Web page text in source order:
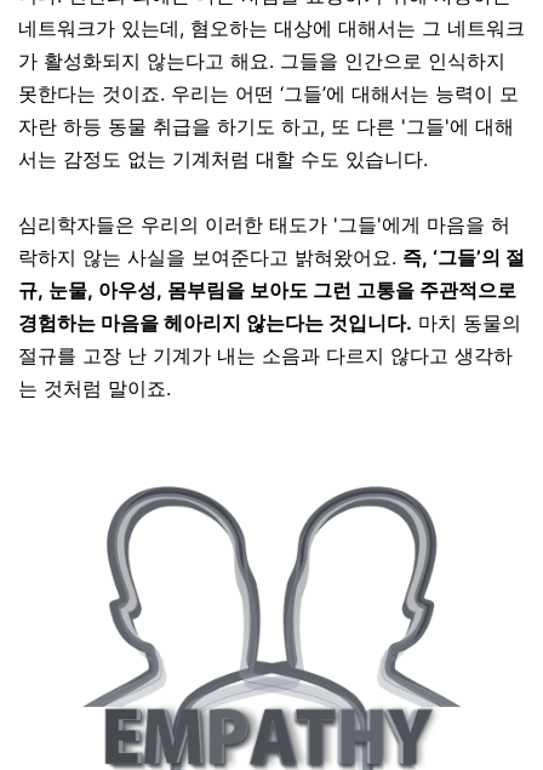
네트워크가 있는데, 혐오하는 대상에 대해서는 그 네트워크
가 활성화되지 않는다고 해요. 그들을 인간으로 인식하지
못한다는 것이죠. 우리는 어떤 ‘그들’에 대해서는 능력이 모
자란 하등 동물 취급을 하기도 하고, 또 다른 '그들'에 대해
서는 감정도 없는 기계처럼 대할 수도 있습니다.
심리학자들은 우리의 이러한 태도가 '그들'에게 마음을 허
락하지 않는 사실을 보여준다고 밝혀왔어요. 즉, ‘그들’의 절
규, 눈물, 아우성, 몸부림을 보아도 그런 고통을 주관적으로
경험하는 마음을 헤아리지 않는다는 것입니다. 마치 동물의
절규를 고장 난 기계가 내는 소음과 다르지 않다고 생각하
는 것처럼 말이죠.